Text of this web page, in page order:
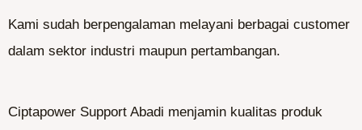
Kami sudah berpengalaman melayani berbagai customer
dalam sektor industri maupun pertambangan.
Ciptapower Support Abadi menjamin kualitas produk